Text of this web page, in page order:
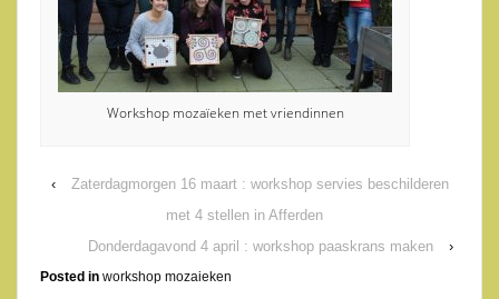
Workshop mozaïeken met vriendinnen
‹
Zaterdagmorgen 16 maart : workshop servies beschilderen
met 4 stellen in Afferden
Donderdagavond 4 april : workshop paaskrans maken
›
Posted in workshop mozaieken